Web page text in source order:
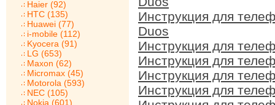
Haier (92)
HTC (135)
Huawei (77)
i-mobile (112)
Kyocera (91)
LG (653)
Maxon (62)
Micromax (45)
Motorola (593)
NEC (105)
Nokia (601)
Инструкция для
Duos
Инструкция для
Инструкция для
Инструкция для
Инструкция для